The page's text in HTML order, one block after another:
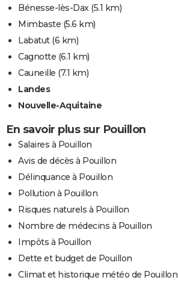
Bénesse-lès-Dax(5.1 km)
Mimbaste (5.6 km)
Labatut(6 km)
Cagnotte (6.1 km)
Cauneille (7.1 km)
Landes
Nouvelle-Aquitaine
En savoir plus sur Pouillon
Salaires à Pouillon
Avis de décès à Pouillon
Délinquance à Pouillon
Pollution à Pouillon
Risques naturels à Pouillon
Nombre de médecins à Pouillon
Impôts à Pouillon
Dette et budget de Pouillon
Climat et historique météo de Pouillon